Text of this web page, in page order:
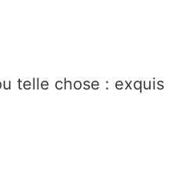
telle chose : exquis